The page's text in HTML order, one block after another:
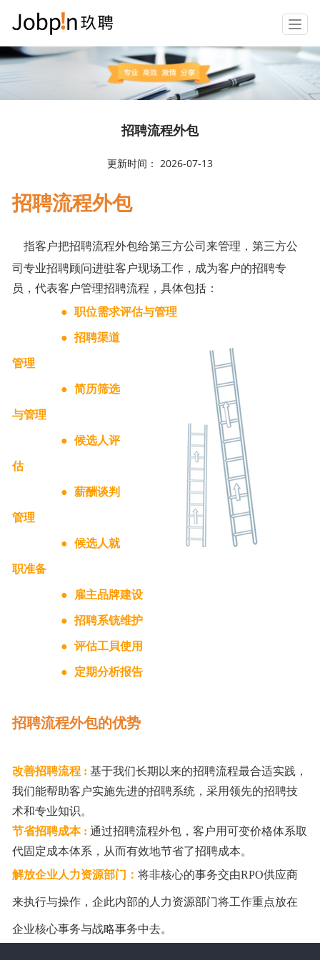
T
e
o
招聘流程外包
更新时间： 2026-07-13
招聘流程外包
指客户把招聘流程外包给第三方公司来管理，第三方公
司专业招聘顾问进驻客户现场工作，成为客户的招聘专
员，代表客户管理招聘流程，具体包括：
●
职位需求评估与管理
● 招聘渠道
管理
● 简历筛选
与管理​
● 候选人评
估
● 薪酬谈判
管理
● 候选人就
职准备
● 雇主品牌建设
● 招聘系铳维护
● 评估工貝使用
● 定期分析报告
招聘流程外包的优势
改善招聘流程 :基于我们长期以来的招聘流程最合适实践，
我们能帮助客户实施先进的招聘系统，采用领先的招聘技
术和专业知识。
节省招聘成本 :通过招聘流程外包，客户用可变价格体系取
代固定成本体系，从而有效地节省了招聘成本。
解放企业人力资源部门：将非核心的事务交由RPO供应商
来执行与操作，企此内部的人力资源部门将工作重点放在
企业核心事务与战略事务中去。